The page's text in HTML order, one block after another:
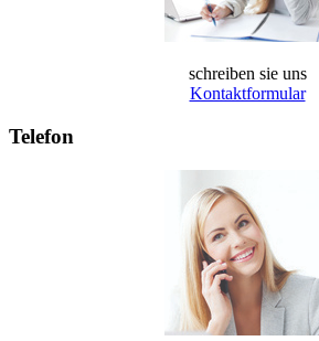
schreiben sie uns
Kontaktformular
Telefon